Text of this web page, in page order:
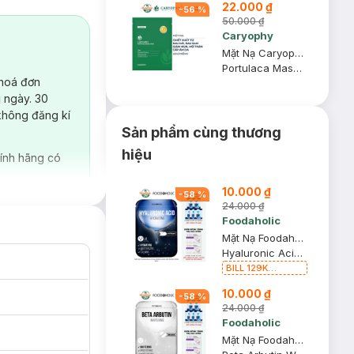
đơn
30
đăng kí
hãng có
-56% 22.000 ₫
50.000 ₫
Caryophy
Mặt Nạ Caryophy Làm Giảm Mụn, Thâm & Dưỡng Ẩm Da 22g
Portulaca Mask Sheet 3in1
Sản phẩm cùng thương
hiệu
-58% 10.000 ₫
24.000 ₫
Foodaholic
Mặt Nạ Foodaholic Hyaluronic Acid Cấp Ẩm Đa Tầng 23ml
Hyaluronic Acid Hydrating Mask
BILL 129K
01 Combo 5 Mặt
Nạ Foodaholic
Cấp Ẩm, Phục Hồi
-58% 10.000 ₫
24.000 ₫
Foodaholic
Mặt Nạ Foodaholic Arbutin Dưỡng Sáng & Làm Đều Màu Da 23ml